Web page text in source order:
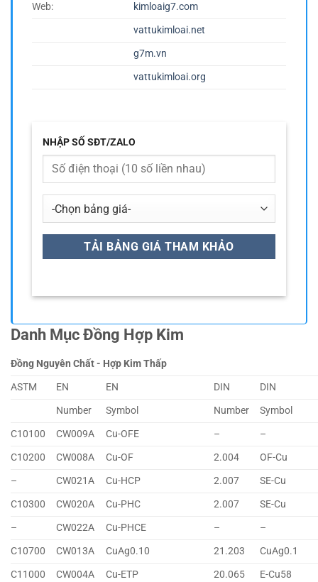
Web:
kimloaig7.com
vattukimloai.net
g7m.vn
vattukimloai.org
NHẬP SỐ SĐT/ZALO
Danh Mục Đồng Hợp Kim
Đồng Nguyên Chất - Hợp Kim Thấp
ASTM
EN EN DIN
DIN
Number
Symbol Number
Symbol
C10100
CW009A Cu-OFE –
–
C10200
CW008A Cu-OF 2.004
OF-Cu
–
CW021A Cu-HCP 2.007
SE-Cu
C10300
CW020A Cu-PHC 2.007
SE-Cu
–
CW022A Cu-PHCE –
–
C10700
CW013A CuAg0.10 21.203
CuAg0.1
C11000
CW004A Cu-ETP 20.065
E-Cu58